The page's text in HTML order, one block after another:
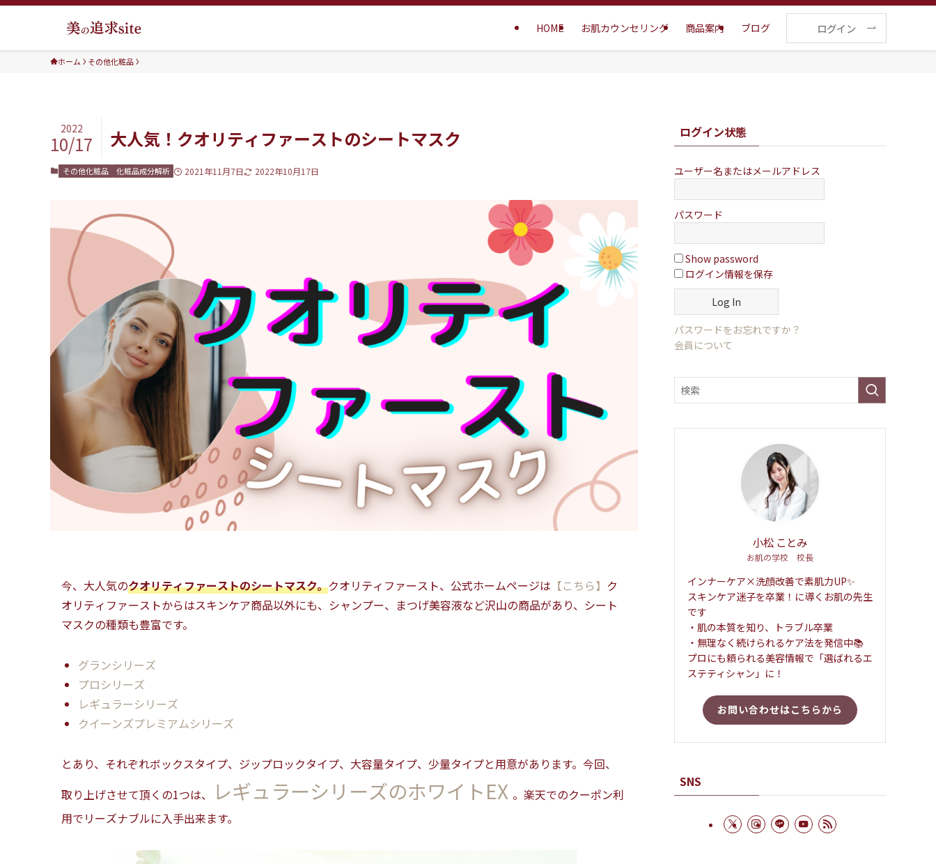
HOME お肌カウンセリング 商品案内 ブログ ログイン
ホーム その他化粧品
大人気！クオリティファーストのシートマスク
2022
10/17
その他化粧品 化粧品成分解析 2021年11月7日 2022年10月17日
今、大人気のクオリティファーストのシートマスク。クオリティファースト、公式ホームページは 【こちら】 ク
オリティファーストからはスキンケア商品以外にも、シャンプー、まつげ美容液など沢山の商品があり、シート
マスクの種類も豊富です。
グランシリーズ
プロシリーズ
レギュラーシリーズ
クイーンズプレミアムシリーズ
とあり、それぞれボックスタイプ、ジップロックタイプ、大容量タイプ、少量タイプと用意があります。今回、
取り上げさせて頂くの1つは、
レギュラーシリーズのホワイトEX 。楽天でのクーポン利
用でリーズナブルに入手出来ます。
ログイン状態
ユーザー名またはメールアドレス
パスワード
Show password
ログイン情報を保存
パスワードをお忘れですか？
会員について
小松 ことみ
お肌の学校 校長
インナーケア×洗顔改善で素肌力UP✨
スキンケア迷子を卒業！に導くお肌の先生
です
・肌の本質を知り、トラブル卒業
・無理なく続けられるケア法を発信中📚
プロにも頼られる美容情報で「選ばれるエ
ステティシャン」に！
お問い合わせはこちらから
SNS